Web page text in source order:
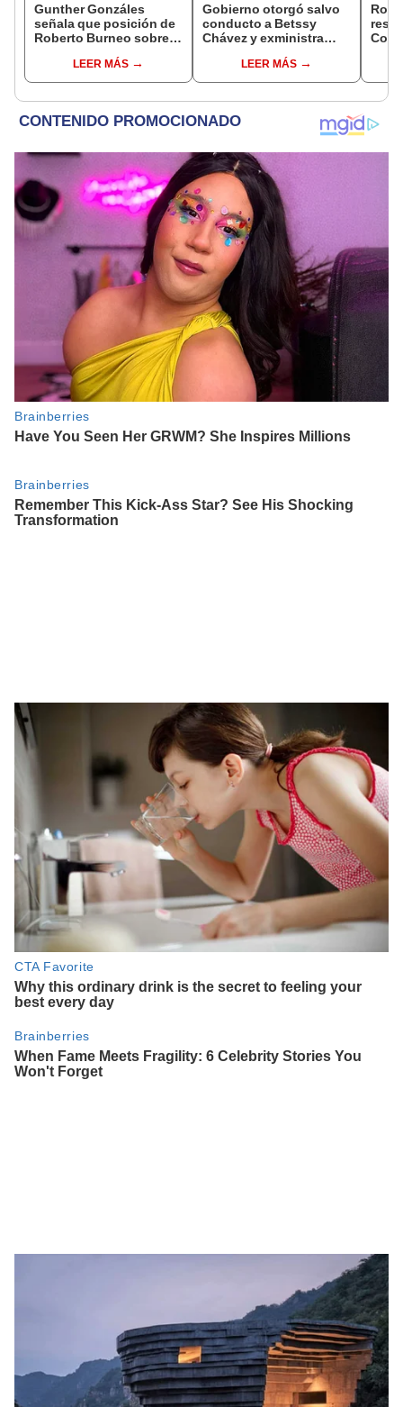
Gunther Gonzáles
señala que posición de
Roberto Burneo sobre
Aliaga no representan al
JNE
LEER MÁS
Gobierno otorgó salvo
conducto a Betssy
Chávez y exministra
madrugadaLEER MÁS